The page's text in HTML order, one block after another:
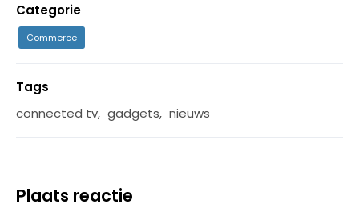
Categorie
Commerce
Tags
connected tv, gadgets, nieuws
Plaats reactie